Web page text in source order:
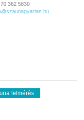
362 5830
felmérés